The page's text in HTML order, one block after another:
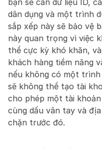
bạn sẽ cần dữ liệu ID,
dân dụng và một trình
sắp xếp này sẽ bảo vệ
này quan trọng vì việc
thể cực kỳ khó khăn,
khách hàng tiềm năng
nếu không có một
sẽ không thể tạo tài
cho phép một tài
cùng dấu vân tay và
chặn trước đó.